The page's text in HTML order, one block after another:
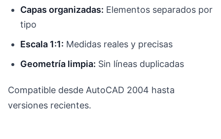
Capas organizadas: Elementos separados por
tipo
Escala 1:1: Medidas reales y precisas
Geometría limpia: Sin líneas duplicadas
Compatible desde AutoCAD 2004 hasta
versiones recientes.